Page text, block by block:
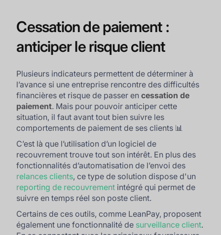
Cessation de paiement :
anticiper le risque client
Plusieurs indicateurs permettent de déterminer à
l’avance si une entreprise rencontre des difficultés
financières et risque de passer encessation de
paiement. Mais pour pouvoir anticiper cette
situation, il faut avant tout bien suivre les
comportements de paiement de ses clients 📊
C’est là que l’utilisation d’un logiciel de
recouvrement trouve tout son intérêt. En plus des
fonctionnalités d’automatisation de l’envoi des
relances clients, ce type de solution dispose d'un
reporting de recouvrement intégré qui permet de
suivre en temps réel son poste client.
Certains de ces outils, comme LeanPay, proposent
également une fonctionnalité de surveillance client.